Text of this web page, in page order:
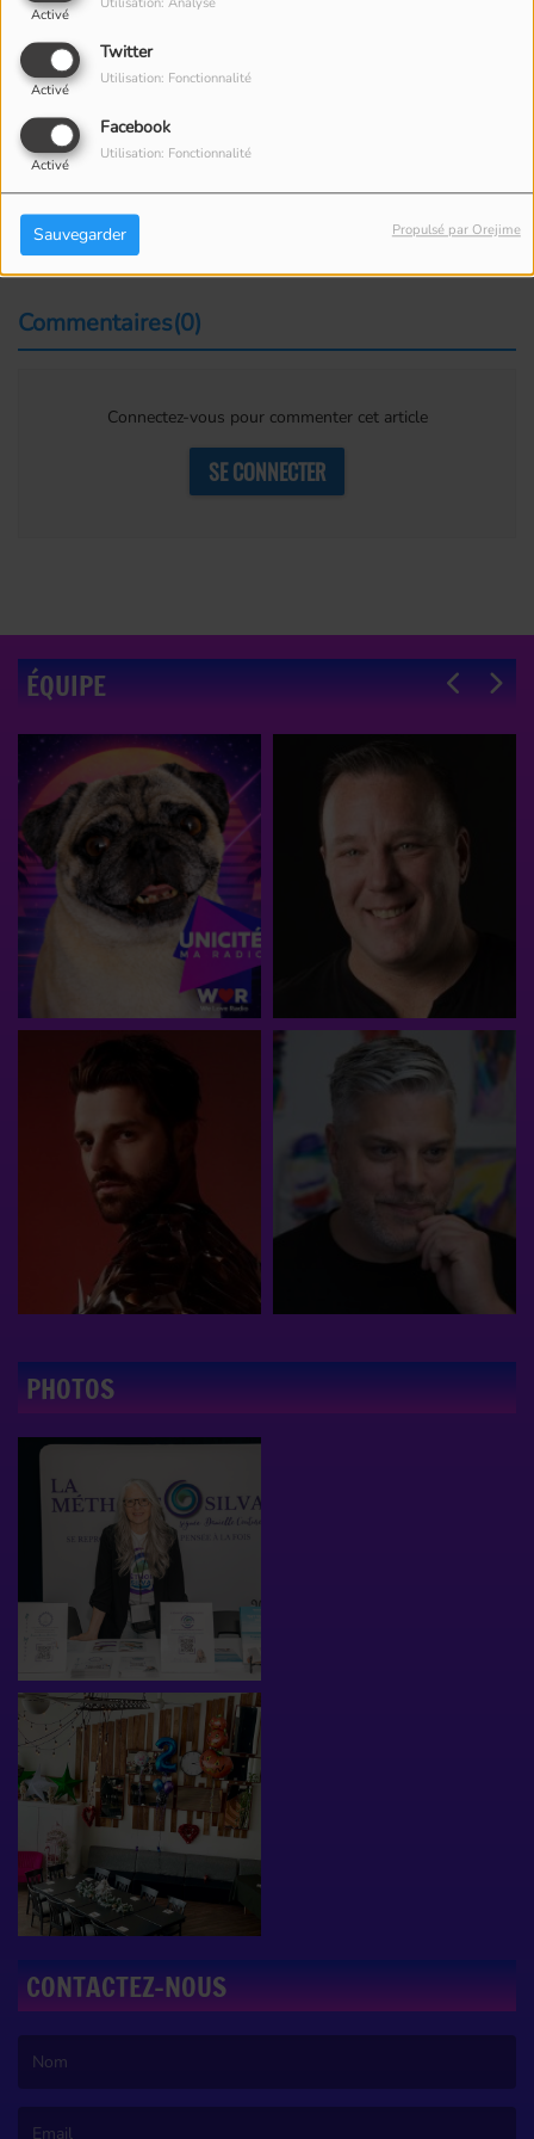
Activé
Utilisation: Analyse
Twitter
Activé
Utilisation: Fonctionnalité
Facebook
Activé
Utilisation: Fonctionnalité
Sauvegarder Propulsé par Orejime
branché sur la musique… d’hier à
via l’application We ❤ Radio
Commentaires(0)
Connectez-vous pour commenter cet article
SE CONNECTER
ÉQUIPE
PHOTOS
CONTACTEZ-NOUS